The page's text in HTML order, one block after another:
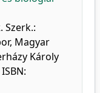
Szerk.:
Magyar
Károly